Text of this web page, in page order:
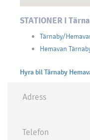
STATIONER I
Tärnaby/
Hemavan
Hyra bil Tärnaby
Adress
Telefon